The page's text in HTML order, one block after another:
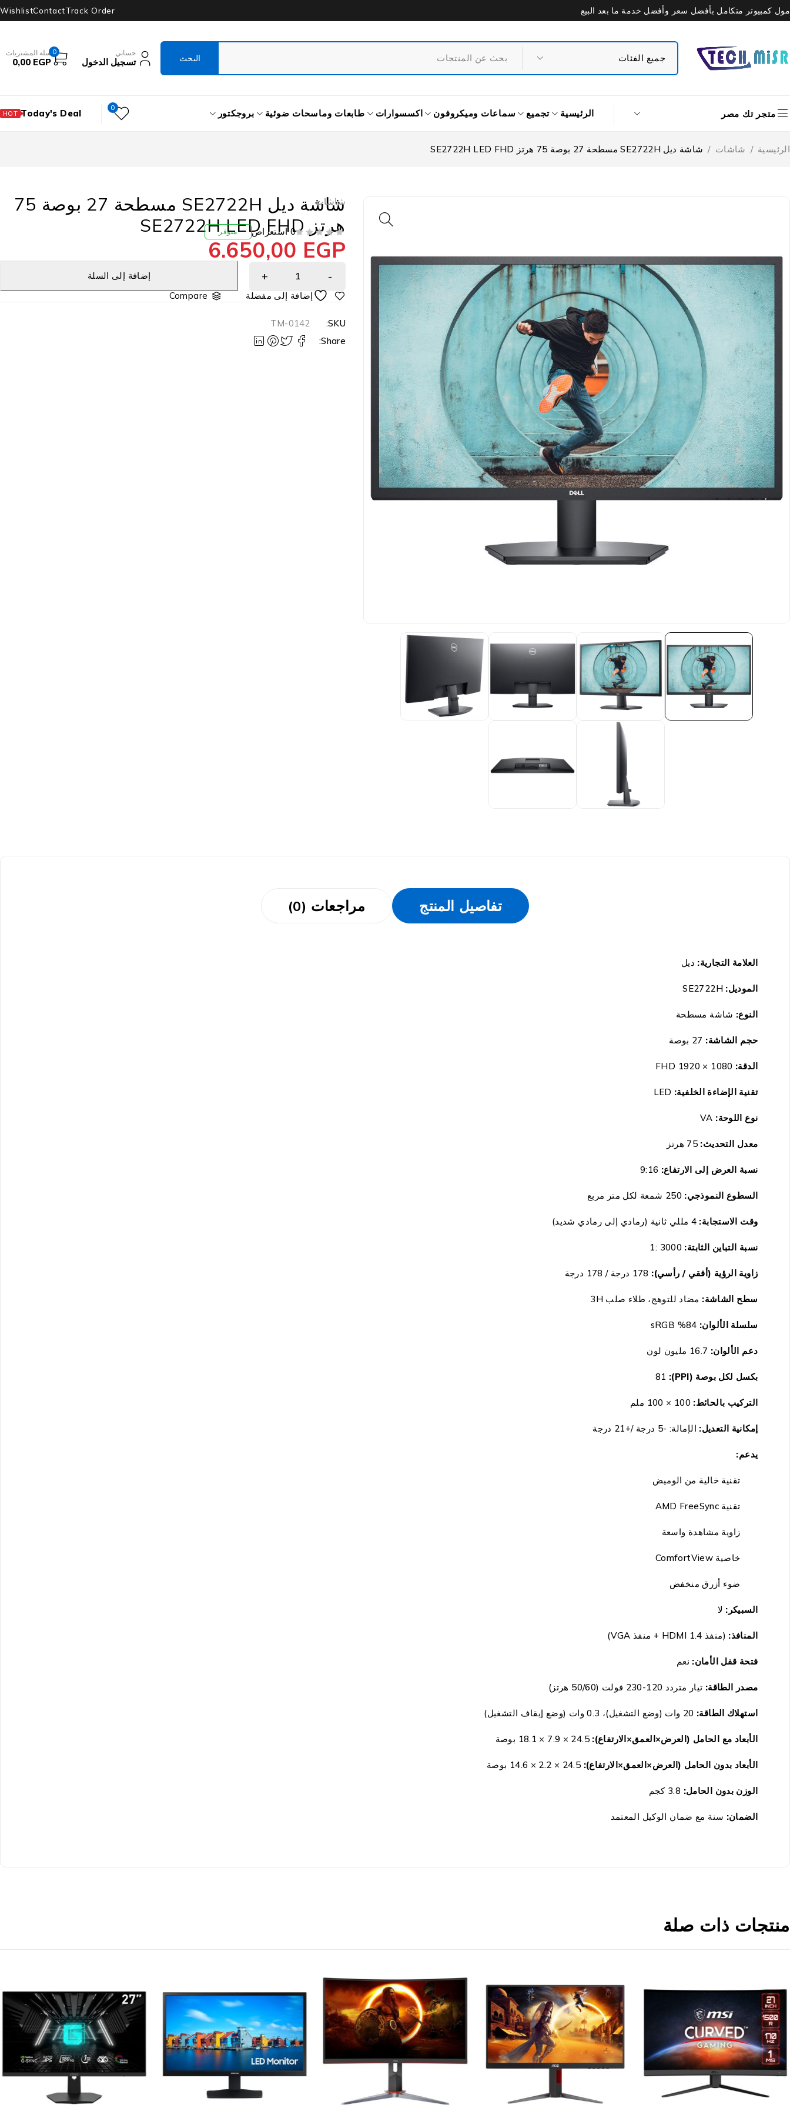
مول كمبيوتر متكامل بأفضل سعر وأفضل خدمة ما بعد البيع Track Order
Contact
Wishlist
حسابي
تسجيل الدخول
0 سلة المشتريات
0,00 EGP
متجر تك مصر الرئيسية تجميع سماعات وميكروفون اكسسوارات طابعات وماسحات ضوئية بروجكتور 0
Today's Deal
HOT
الرئيسية / شاشات / شاشة ديل SE2722H مسطحة 27 بوصة 75 هرتز SE2722H LED FHD
شاشات
شاشة ديل SE2722H مسطحة 27 بوصة 75
هرتز SE2722H LED FHD
0 استعراض متوفر
6.650,00 EGP
إضافة إلى السلة
Compare
SKU:
TM-0142
Share:
تفاصيل المنتج مراجعات (0)
العلامة التجارية: ديل
الموديل: SE2722H
النوع: شاشة مسطحة
حجم الشاشة: 27 بوصة
الدقة: FHD 1920 × 1080
تقنية الإضاءة الخلفية: LED
نوع اللوحة:
معدل التحديث:
نسبة العرض إلى الارتفاع: 9‎:16
السطوع النموذجي: شمعة لكل متر مربع
وقت الاستجابة: 4 مللي ثانية (رمادي إلى رمادي شديد)
نسبة التباين الثابتة: 000 :1
زاوية الرؤية (أفقي / رأسي): 178 درجة / 178 درجة
سطح الشاشة: مضاد للتوهج، طلاء صلب 3H
سلسلة الألوان: % sRGB
دعم الألوان: 16.7 مليون لون
بكسل لكل بوصة (PPI
):
81
التركيب بالحائط: 100 × 100 ملم
إمكانية التعديل: الإمالة: -5 درجة /+21 درجة
يدعم:
تقنية خالية من الوميض
تقنية AMD FreeSync
زاوية مشاهدة واسعة
خاصية ComfortView
ضوء أزرق منخفض
السبيكر: لا
المنافذ: (منفذ HDMI 1.4 + منفذ VGA
)
فتحة قفل الأمان: نعم
مصدر الطاقة: تيار متردد 120-230 فولت (50/60 هرتز)
استهلاك الطاقة: وات (وضع التشغيل)، 0.3 وات (وضع إيقاف التشغيل)
الأبعاد مع الحامل (العرض×العمق×الارتفاع): 24.5 × 7.9 × 18.1 بوصة
الأبعاد بدون الحامل (العرض×العمق×الارتفاع): × 2.2 × 14.6 بوصة
الوزن بدون الحامل: كجم
الضمان: سنة مع ضمان الوكيل المعتمد
منتجات ذات صلة